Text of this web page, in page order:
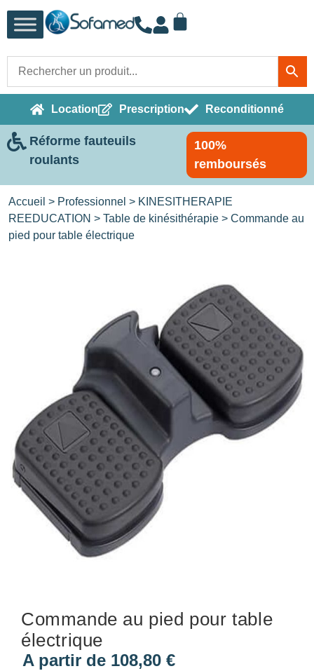
Location Prescription Reconditionné
Réforme fauteuils
roulants
100%
remboursés
Accueil > Professionnel > KINESITHERAPIE
REEDUCATION > Table de kinésithérapie > Commande au
pied pour table électrique
Commande au pied pour table
électrique
A partir de 108,80 €